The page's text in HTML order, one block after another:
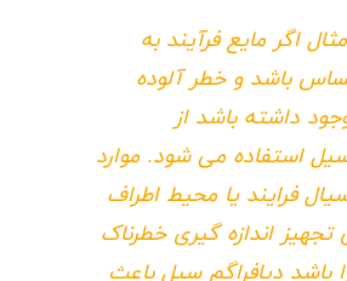
اگر مایع فرآیند به
باشد و خطر آلوده
داشته باشد از
سیل استفاده می شود. موارد
فرایند یا محیط اطراف
تجهیز اندازه گیری خطرناک
باشد دیافراگم سیل باعث